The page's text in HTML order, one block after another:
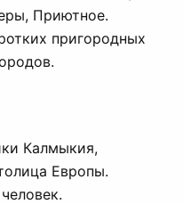
Приютное.
пригородных
Калмыкия,
Европы.